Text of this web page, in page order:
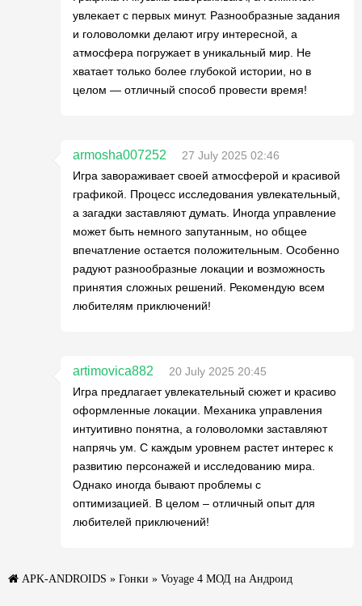
увлекает с первых минут. Разнообразные задания
и головоломки делают игру интересной, а
атмосфера погружает в уникальный мир. Не
хватает только более глубокой истории, но в
целом — отличный способ провести время!
armosha007252
27 July 2025 02:46
Игра завораживает своей атмосферой и красивой
графикой. Процесс исследования увлекательный,
а загадки заставляют думать. Иногда управление
может быть немного запутанным, но общее
впечатление остается положительным. Особенно
радуют разнообразные локации и возможность
принятия сложных решений. Рекомендую всем
любителям приключений!
artimovica882
20 July 2025 20:45
Игра предлагает увлекательный сюжет и красиво
оформленные локации. Механика управления
интуитивно понятна, а головоломки заставляют
напрячь ум. С каждым уровнем растет интерес к
развитию персонажей и исследованию мира.
Однако иногда бывают проблемы с
оптимизацией. В целом – отличный опыт для
любителей приключений!
APK-ANDROIDS » Гонки » Voyage 4 МОД на Андроид